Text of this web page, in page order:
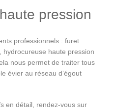
pression
professionnels : furet
hydrocureuse haute pression
nous permet de traiter tous
évier au réseau d’égout
en détail, rendez-vous sur